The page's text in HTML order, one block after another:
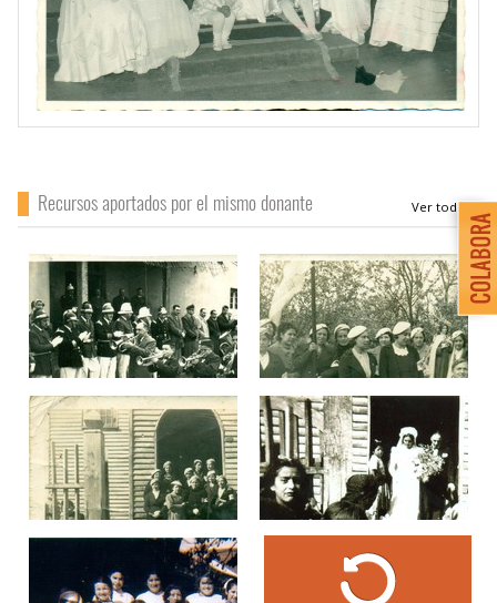
Recursos aportados por el mismo donante